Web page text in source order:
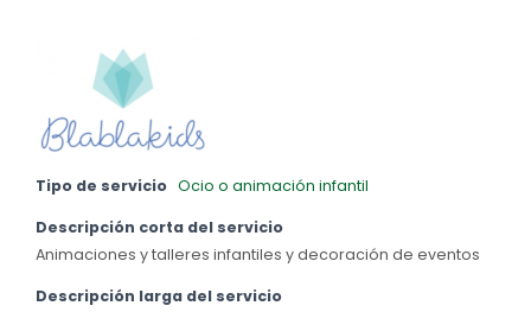
Tipo de servicio Ocio o animación infantil
Descripción corta del servicio
Animaciones y talleres infantiles y decoración de eventos
Descripción larga del servicio